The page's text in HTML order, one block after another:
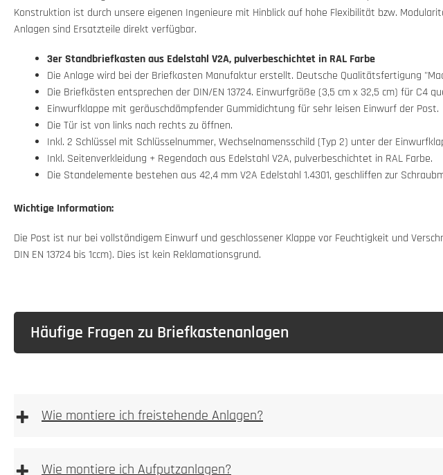
Konstruktion ist durch unsere eigenen Ingenieure mit Hinblick auf hohe Flexibilität bzw.
Anlagen sind Ersatzteile direkt verfügbar.
3er Standbriefkasten aus Edelstahl V2A, pulverbeschichtet in RAL Farbe
Die Anlage wird bei der Briefkasten Manufaktur erstellt. Deutsche Qualitätsfertigung
Die Briefkästen entsprechen der DIN/EN 13724. Einwurfgröße (3,5 cm x 32,5 cm) für C4
Einwurfklappe mit geräuschdämpfender Gummidichtung für sehr leisen Einwurf der Post.
Die Tür ist von links nach rechts zu öffnen.
Inkl. 2 Schlüssel mit Schlüsselnummer, Wechselnamensschild (Typ 2) unter der
Inkl. Seitenverkleidung + Regendach aus Edelstahl V2A, pulverbeschichtet in RAL Farbe.
Die Standelemente bestehen aus 42,4 mm V2A Edelstahl 1.4301, geschliffen zur
Wichtige Information:
Die Post ist nur bei vollständigem Einwurf und geschlossener Klappe vor Feuchtigkeit und
DIN EN 13724 bis 1ccm). Dies ist kein Reklamationsgrund.
Häufige Fragen zu Briefkastenanlagen
+ Wie montiere ich freistehende Anlagen?
Wie montiere ich Aufputzanlagen?